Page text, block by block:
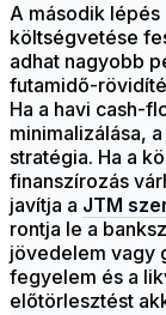
A második lépés
költségvetése
adhat nagyobb
futamidő-
Ha a havi cash-
minimalizálása,
stratégia. Ha a
finanszírozás
javítja a JTM
rontja le a
jövedelem vagy
fegyelem és a
előtörlesztést